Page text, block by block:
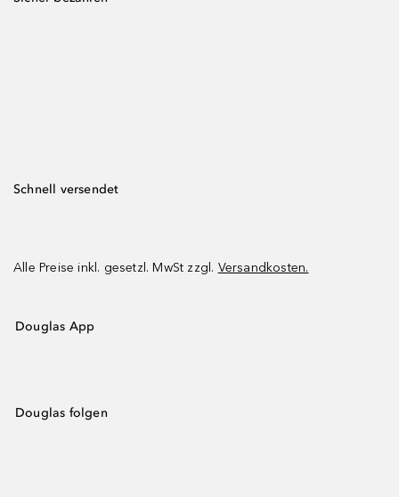
Schnell versendet
Alle Preise inkl. gesetzl. MwSt zzgl. Versandkosten.
Douglas App
Douglas folgen